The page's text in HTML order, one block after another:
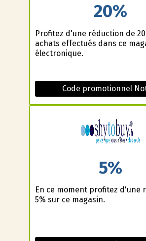
20%
Profitez d'une réduction de
achats effectués dans ce
électronique.
Code promotionnel
5%
En ce moment profitez d'une
5% sur ce magasin.